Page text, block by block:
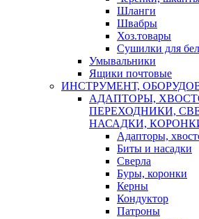
Шланги
Швабры
Хоз.товары
Сушилки для
Умывальники
Ящики почтовые
ИНСТРУМЕНТ,
АДАПТОРЫ,
ПЕРЕХОДНИКИ,
НАСАДКИ,
Адапторы,
Биты и насадки
Сверла
Буры, коронки
Керны
Кондуктор
Патроны